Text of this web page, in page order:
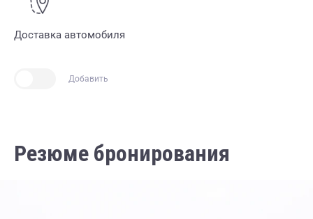
Доставка автомобиля
Добавить
Резюме бронирования